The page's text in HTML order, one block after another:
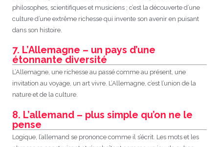
philosophes, scientifiques et musiciens ; c’est la découverte d’une
culture d’une extrême richesse qui invente son avenir en puisant
dans son histoire.
7. L’Allemagne – un pays d’une
étonnante diversité
L’Allemagne, une richesse au passé comme au présent, une
invitation au voyage, un art vivre. L’Allemagne, c’est l’union de la
nature et de la culture.
8. L’allemand – plus simple qu’on ne le
pense
Logique, l’allemand se prononce comme il s’écrit. Les mots et les